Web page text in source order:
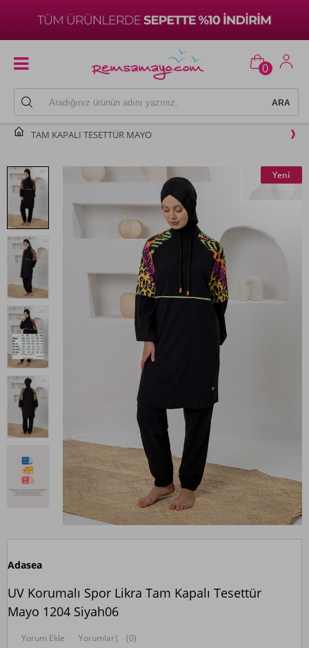
0
TAM KAPALI TESETTÜR MAYO
Yeni
Adasea
UV Korumalı Spor Likra Tam Kapalı Tesettür
Mayo 1204 Siyah06
Yorum Ekle Yorumlar| (0)